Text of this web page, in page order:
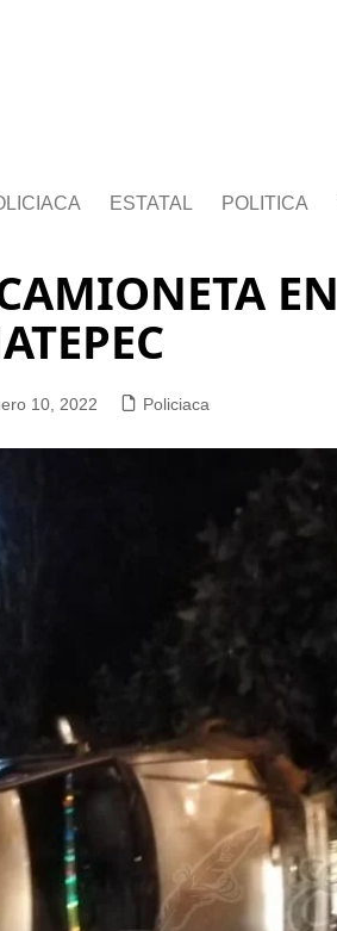
ESTATAL POLITICA
EN
10, 2022 Policiaca